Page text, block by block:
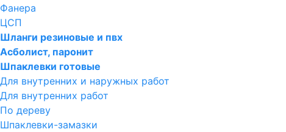
Фанера
ЦСП
Шланги резиновые и пвх
Асболист, паронит
Шпаклевки готовые
Для внутренних и наружных работ
Для внутренних работ
По дереву
Шпаклевки-замазки